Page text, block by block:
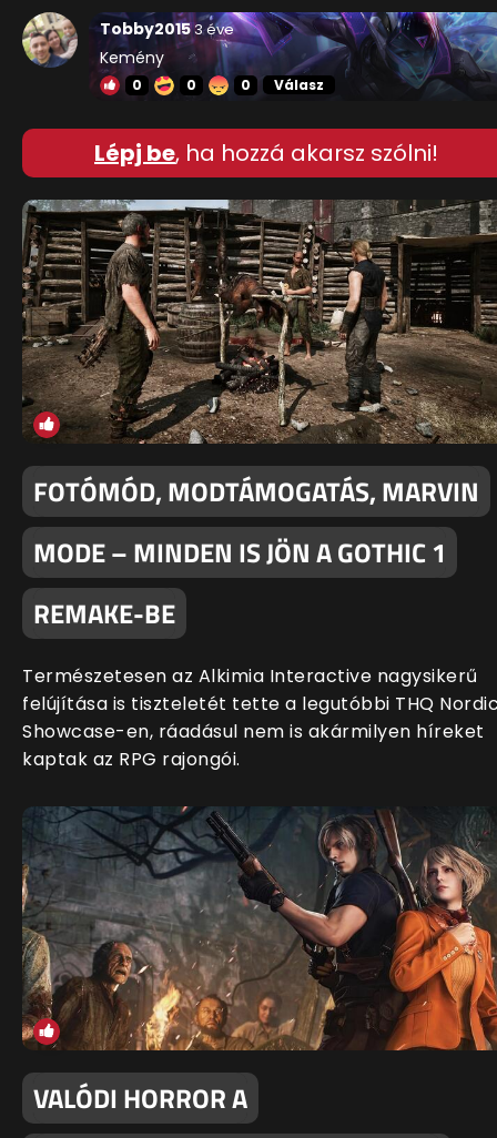
Tobby20153 éve
Kemény
0 0 0 Válasz
Lépj be, ha hozzá akarsz szólni!
FOTÓMÓD, MODTÁMOGATÁS, MARVIN
MODE – MINDEN IS JÖN A GOTHIC 1
REMAKE-BE
Természetesen az Alkimia Interactive nagysikerű
felújítása is tiszteletét tette a legutóbbi THQ
Showcase-en, ráadásul nem is akármilyen híreket
kaptak az RPG rajongói.
VALÓDI HORROR A